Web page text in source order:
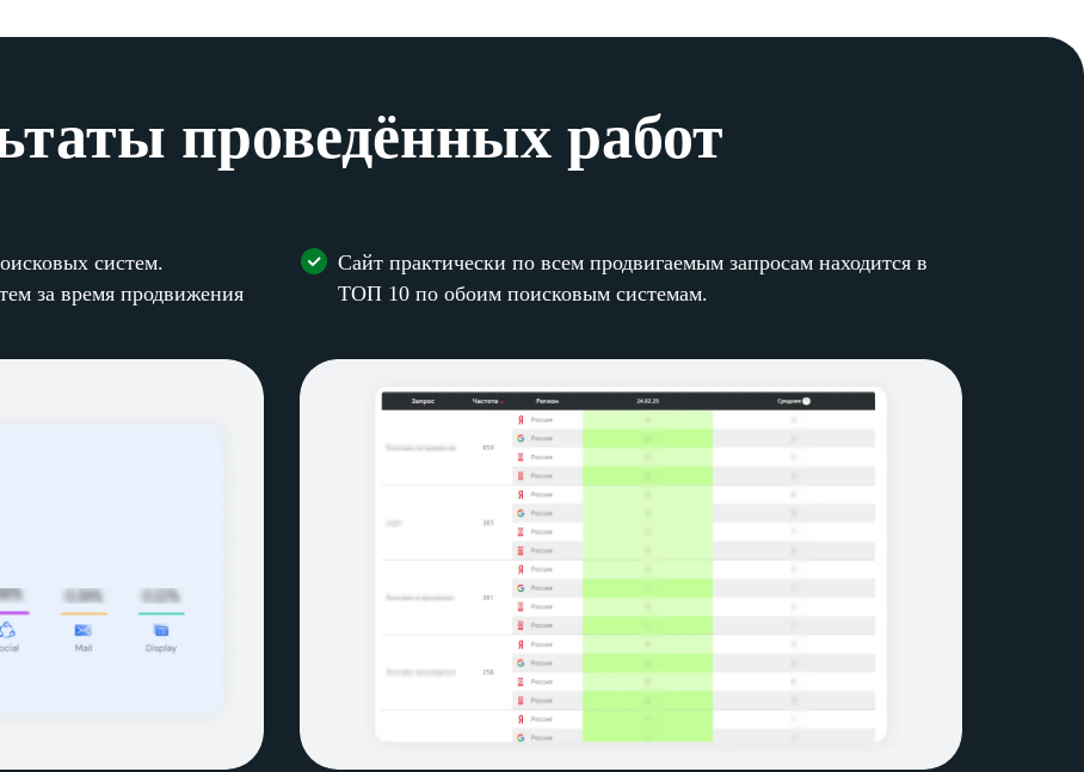
проведённых работ
систем.
за время продвижения
Сайт практически по всем продвигаемым запросам находится в
ТОП 10 по обоим поисковым системам.